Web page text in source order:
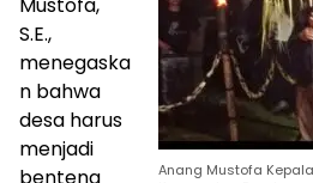
Anang Mustofa
Mustofa,
S.E.,
menegaska
n bahwa
desa harus
menjadi